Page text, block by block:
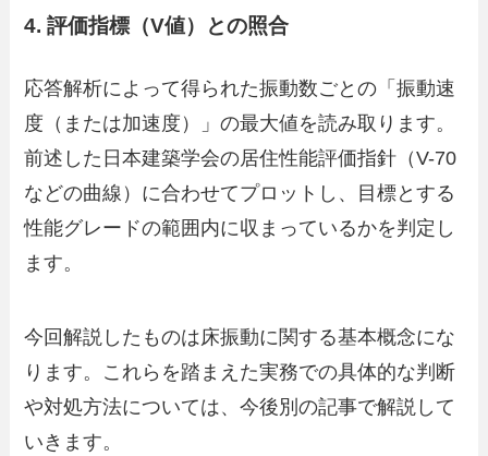
4. 評価指標（V値）との照合
応答解析によって得られた振動数ごとの「振動速
度（または加速度）」の最大値を読み取ります。
前述した日本建築学会の居住性能評価指針（V-70
などの曲線）に合わせてプロットし、目標とする
性能グレードの範囲内に収まっているかを判定し
ます。
今回解説したものは床振動に関する基本概念にな
ります。これらを踏まえた実務での具体的な判断
や対処方法については、今後別の記事で解説して
いきます。